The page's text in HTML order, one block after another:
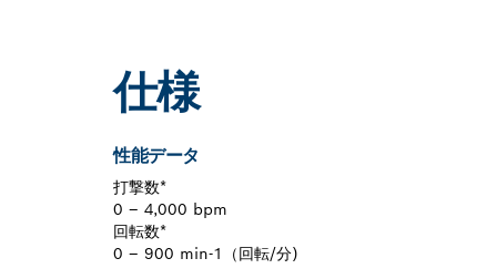
仕様
性能データ
打撃数*
0 – 4,000 bpm
回転数*
0 – 900 min-1（回転/分)